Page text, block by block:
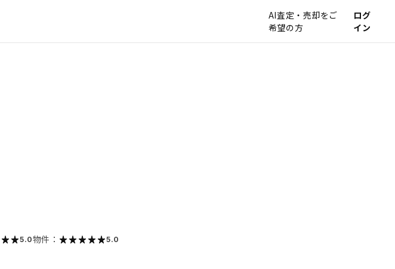
AI査定・売却をご
希望の方
ログ
イン
5.0物件： 5.0